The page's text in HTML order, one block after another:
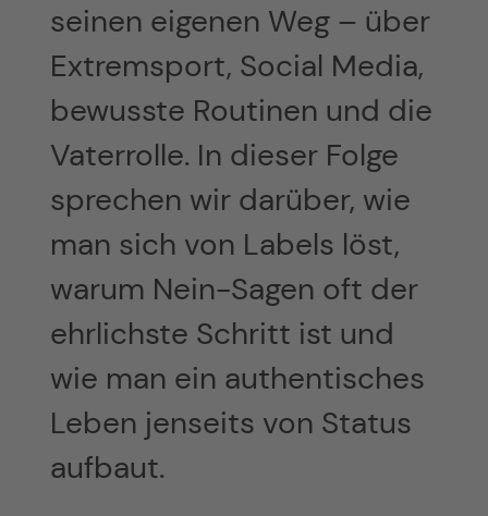
seinen eigenen Weg – über
Extremsport, Social Media,
bewusste Routinen und die
Vaterrolle. In dieser Folge
sprechen wir darüber, wie
man sich von Labels löst,
warum Nein-Sagen oft der
ehrlichste Schritt ist und
wie man ein authentisches
Leben jenseits von Status
aufbaut.